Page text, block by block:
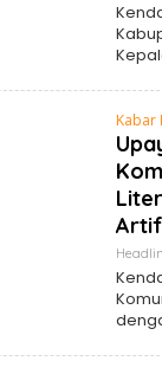
Kabar